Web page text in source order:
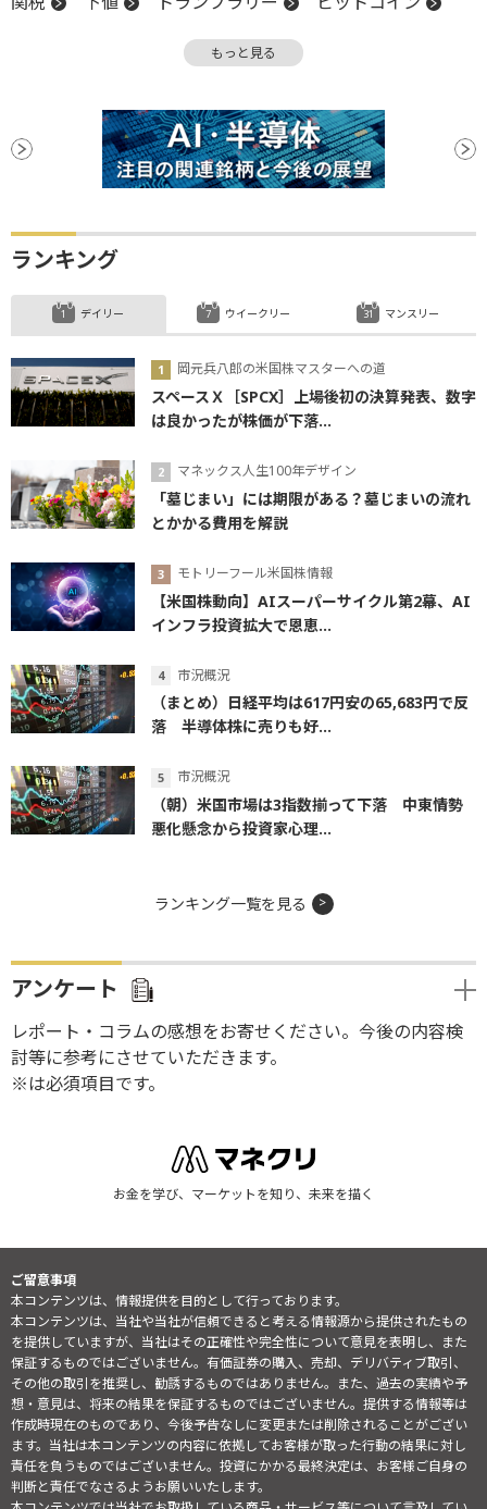
もっと見る
ランキング
デイリー
岡元兵八郎の米国株マスターへの道
スペースＸ［SPCX］上場後初の決算発表、数字
は良かったが株価が下落...
マネックス人生100年デザイン
「墓じまい」には期限がある？墓じまいの流れ
とかかる費用を解説
モトリーフール米国株情報
【米国株動向】AIスーパーサイクル第2幕、AI
インフラ投資拡大で恩恵...
市況概況
（まとめ）日経平均は617円安の65,683円で反
落 半導体株に売りも好...
市況概況
（朝）米国市場は3指数揃って下落 中東情勢
悪化懸念から投資家心理...
ウイークリー マンスリー
ランキング一覧を見る
アンケート
レポート・コラムの感想をお寄せください。今後の内容検
討等に参考にさせていただきます。
※は必須項目です。
お金を学び、マーケットを知り、未来を描く
ご留意事項
本コンテンツは、情報提供を目的として行っております。
本コンテンツは、当社や当社が信頼できると考える情報源から提供されたもの
を提供していますが、当社はその正確性や完全性について意見を表明し、また
保証するものではございません。有価証券の購入、売却、デリバティブ取引、
その他の取引を推奨し、勧誘するものではありません。また、過去の実績や予
想・意見は、将来の結果を保証するものではございません。提供する情報等は
作成時現在のものであり、今後予告なしに変更または削除されることがござい
ます。当社は本コンテンツの内容に依拠してお客様が取った行動の結果に対し
責任を負うものではございません。投資にかかる最終決定は、お客様ご自身の
判断と責任でなさるようお願いいたします。